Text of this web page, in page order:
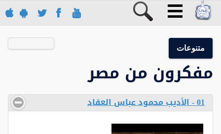
متنوعات
مفكرون من مصر
01 - الأديب محمود عباس العقاد